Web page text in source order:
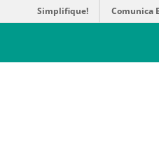
Simplifique! Comunica